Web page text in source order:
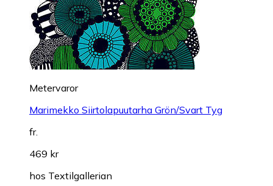
Metervaror
Marimekko Siirtolapuutarha Grön/Svart Tyg
fr.
469 kr
hos Textilgallerian